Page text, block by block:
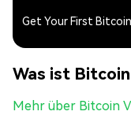
Get Your First
Was ist
Mehr über Bitcoin